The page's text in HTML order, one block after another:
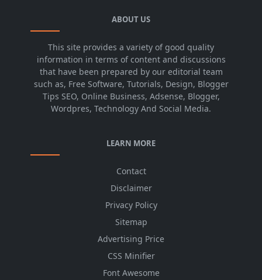
ABOUT US
This site provides a variety of good quality
information in terms of content and discussions
that have been prepared by our editorial team
such as, Free Software, Tutorials, Design, Blogger
Tips SEO, Online Business, Adsense, Blogger,
Wordpres, Technology And Social Media.
LEARN MORE
Contact
Disclaimer
Privacy Policy
Sitemap
Advertising Price
CSS Minifier
Font Awesome